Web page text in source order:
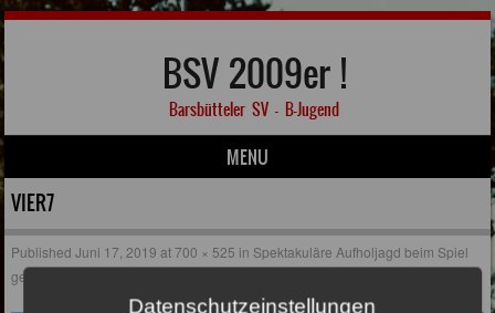
BSV 2009er !
Barsbütteler SV – B-Jugend
MENU
Skip to content
VIER7
PublishedJuni 17, 2019 at700 × 525 in Spektakuläre Aufholjagd beim Spiel
gegen den SCVM
Datenschutzeinstellungen